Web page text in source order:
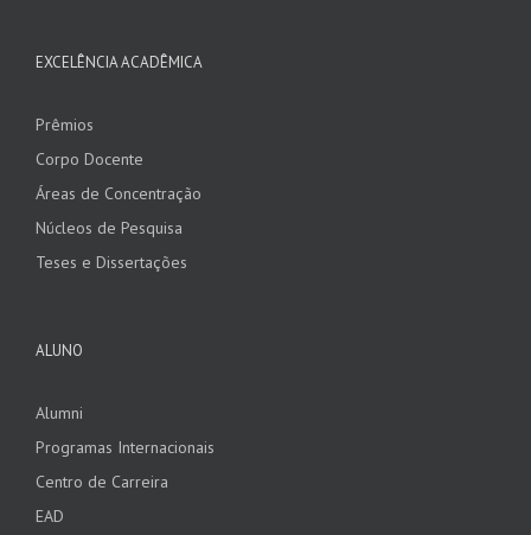
EXCELÊNCIA ACADÊMICA
Prêmios
Corpo Docente
Áreas de Concentração
Núcleos de Pesquisa
Teses e Dissertações
ALUNO
Alumni
Programas Internacionais
Centro de Carreira
EAD